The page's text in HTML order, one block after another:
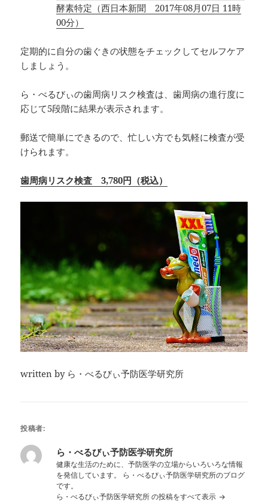
酵素特定（西日本新聞 2017年08月07日 11時
00分）
定期的に自分の歯ぐきの状態をチェックしてセルフケア
しましょう。
ら・べるびぃの歯周病リスク検査は、歯周病の進行度に
応じて5段階に結果が表示されます。
郵送で簡単にできるので、忙しい方でも気軽に検査が受
けられます。
歯周病リスク検査 3,780円（税込）
written by ら・べるびぃ予防医学研究所
投稿者:
ら・べるびぃ予防医学研究所
健康な生活のために、予防医学の立場からいろいろな情報
を発信しています。 ら・べるびぃ予防医学研究所のブログ
です。
ら・べるびぃ予防医学研究所 の投稿をすべて表示